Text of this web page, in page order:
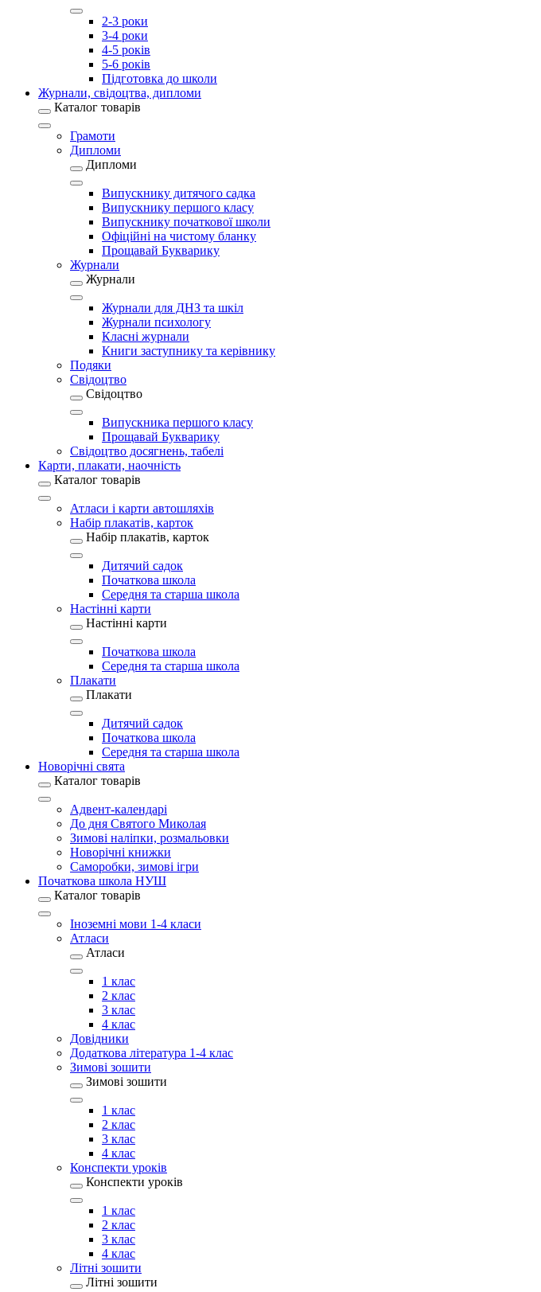
2-3 роки
3-4 роки
4-5 років
5-6 років
Підготовка до школи
Журнали, свідоцтва, дипломи
Каталог товарів
Грамоти
Дипломи
Дипломи
Випускнику дитячого садка
Випускнику першого класу
Випускнику початкової школи
Офіційні на чистому бланку
Прощавай Букварику
Журнали
Журнали
Журнали для ДНЗ та шкіл
Журнали психологу
Класні журнали
Книги заступнику та керівнику
Подяки
Свідоцтво
Свідоцтво
Випускника першого класу
Прощавай Букварику
Свідоцтво досягнень, табелі
Карти, плакати, наочність
Каталог товарів
Атласи і карти автошляхів
Набір плакатів, карток
Набір плакатів, карток
Дитячий садок
Початкова школа
Середня та старша школа
Настінні карти
Настінні карти
Початкова школа
Середня та старша школа
Плакати
Плакати
Дитячий садок
Початкова школа
Середня та старша школа
Новорічні свята
Каталог товарів
Адвент-календарі
До дня Святого Миколая
Зимові наліпки, розмальовки
Новорічні книжки
Саморобки, зимові ігри
Початкова школа НУШ
Каталог товарів
Іноземні мови 1-4 класи
Атласи
Атласи
1 клас
2 клас
3 клас
4 клас
Довідники
Додаткова література 1-4 клас
Зимові зошити
Зимові зошити
1 клас
2 клас
3 клас
4 клас
Конспекти уроків
Конспекти уроків
1 клас
2 клас
3 клас
4 клас
Літні зошити
Літні зошити